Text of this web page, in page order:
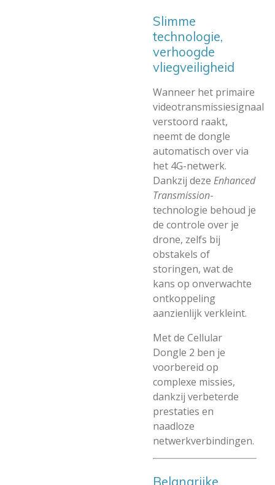
Slimme
technologie,
verhoogde
vliegveiligheid
Wanneer het primaire
videotransmissiesignaal
verstoord raakt,
neemt de dongle
automatisch over via
het 4G-netwerk.
Dankzij deze Enhanced
Transmission-
technologie behoud je
de controle over je
drone, zelfs bij
obstakels of
storingen, wat de
kans op onverwachte
ontkoppeling
aanzienlijk verkleint.
Met de Cellular
Dongle 2 ben je
voorbereid op
complexe missies,
dankzij verbeterde
prestaties en
naadloze
netwerkverbindingen.
Belangrijke